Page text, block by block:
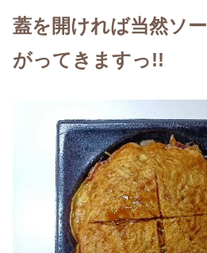
蓋を開ければ当然ソ
がってきますっ!!